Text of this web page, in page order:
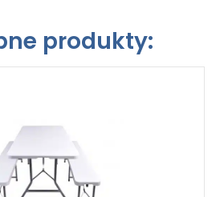
produkty: